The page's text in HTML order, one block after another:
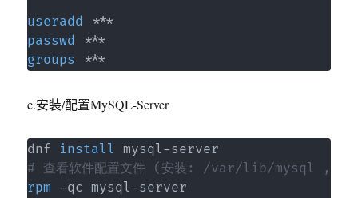
useradd
passwd
groups ***
c.安装/配置MySQL-Server
dnf install
# 查看软件配置文件 (安装: /var/lib/mysql , /
rpm